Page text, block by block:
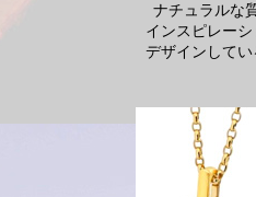
ナチュラルな
インスピレー
デザインしてい